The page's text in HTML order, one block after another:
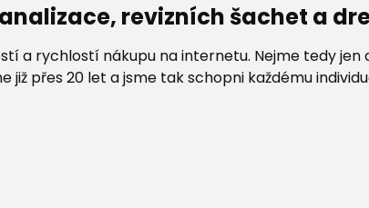
revizních šachet a
a rychlostí nákupu na internetu. Nejme tedy
přes 20 let a jsme tak schopni každému